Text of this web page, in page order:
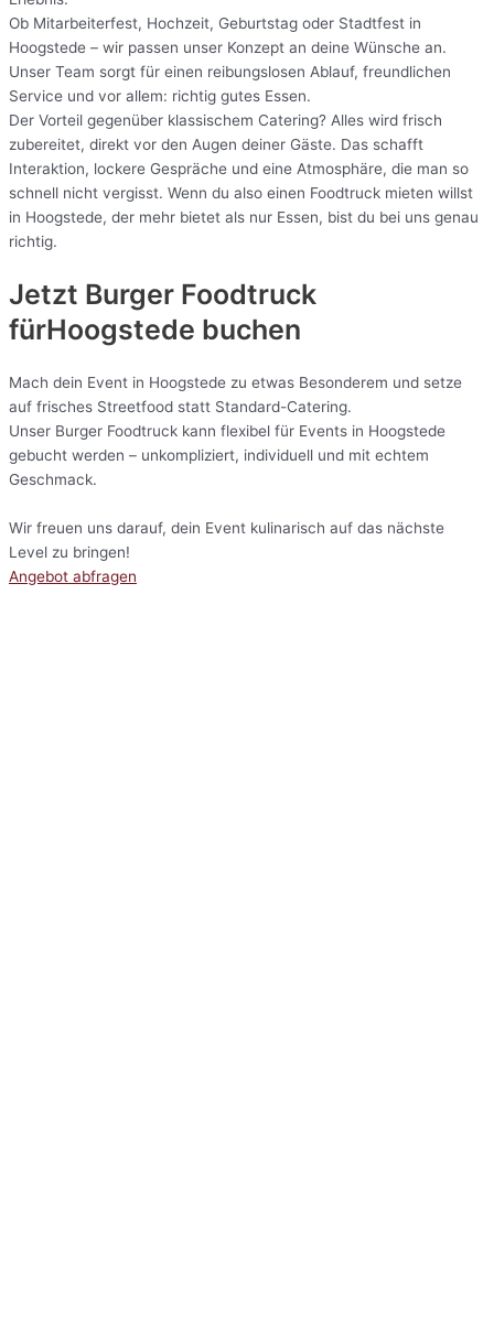
Ob Mitarbeiterfest, Hochzeit, Geburtstag oder Stadtfest in
Hoogstede – wir passen unser Konzept an deine Wünsche an.
Unser Team sorgt für einen reibungslosen Ablauf, freundlichen
Service und vor allem: richtig gutes Essen.
Der Vorteil gegenüber klassischem Catering? Alles wird frisch
zubereitet, direkt vor den Augen deiner Gäste. Das schafft
Interaktion, lockere Gespräche und eine Atmosphäre, die man so
schnell nicht vergisst. Wenn du also einen Foodtruck mieten willst
in Hoogstede, der mehr bietet als nur Essen, bist du bei uns genau
richtig.
Jetzt Burger Foodtruck
fürHoogstede buchen
Mach dein Event in Hoogstede zu etwas Besonderem und setze
auf frisches Streetfood statt Standard-Catering.
Unser Burger Foodtruck kann flexibel für Events in Hoogstede
gebucht werden – unkompliziert, individuell und mit echtem
Geschmack.
Wir freuen uns darauf, dein Event kulinarisch auf das nächste
Level zu bringen!
Angebot abfragen